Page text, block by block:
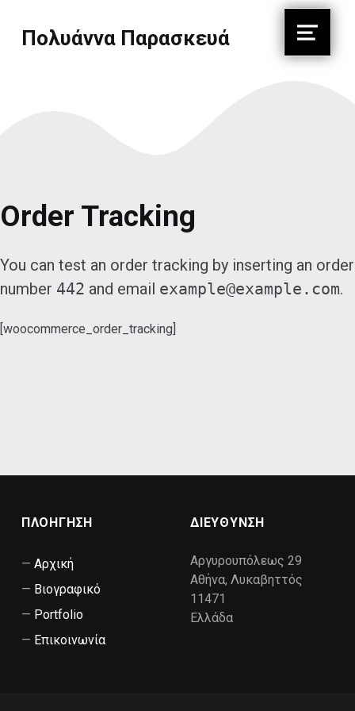
Πολυάννα Παρασκευά Menu
Order Tracking
You can test an order tracking by inserting an order
number 442 and email example@example.com.
[woocommerce_order_tracking]
ΠΛΟΗΓΗΣΗ
Αρχική
Βιογραφικό
Portfolio
Επικοινωνία
ΔΙΕΥΘΥΝΣΗ
Αργυρουπόλεως 29
Αθήνα, Λυκαβηττός
11471
Ελλάδα